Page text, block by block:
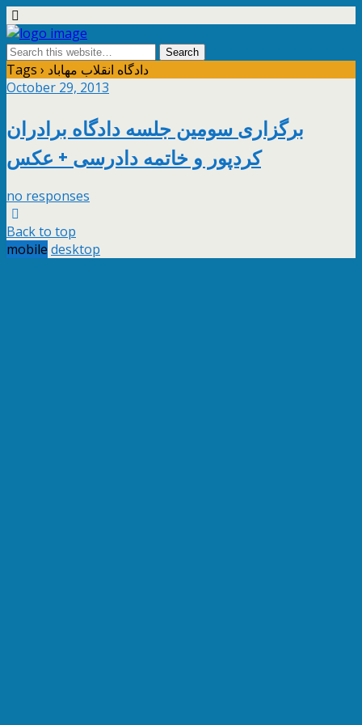
Tags › دادگاه انقلاب مهاباد
October 29, 2013
برگزاری سومین جلسه دادگاه برادران
کردپور و خاتمه دادرسی + عکس
no responses
Back to top
mobile desktop